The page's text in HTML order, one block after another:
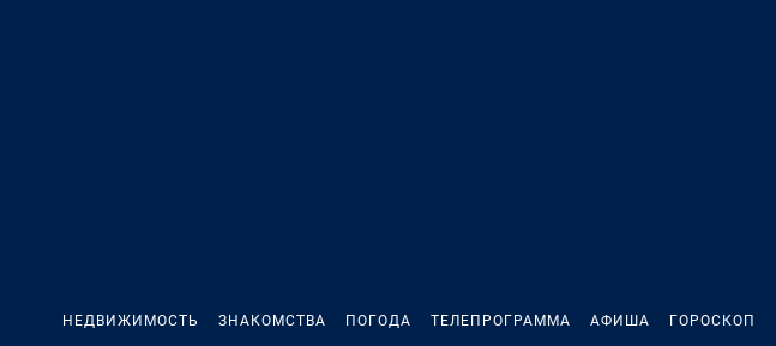
НЕДВИЖИМОСТЬ ЗНАКОМСТВА ПОГОДА ТЕЛЕПРОГРАММА АФИША ГОРОСКОП